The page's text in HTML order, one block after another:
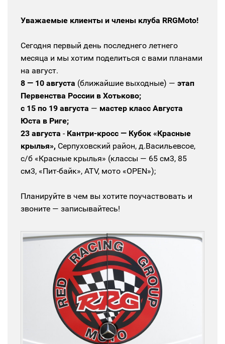
Уважаемые клиенты и члены клуба RRGMoto!
Сегодня первый день последнего летнего
месяца и мы хотим поделиться с вами планами
на август.
8 — 10 августа (ближайшие выходные) — этап
Первенства России в Хотьково;
с 15 по 19 августа — мастер класс Августа
Юста в Риге;
23 августа -Кантри-кросс — Кубок «Красные
крылья», Серпуховский район, д.Васильевсое,
с/б «Красные крылья» (классы — 65 см3, 85
см3, «Пит-байк», ATV, мото «OPEN»);
Планируйте в чем вы хотите поучаствовать и
звоните — записывайтесь!